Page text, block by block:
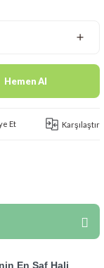
Hemen Al
Et Karşılaştır
En Saf Hali